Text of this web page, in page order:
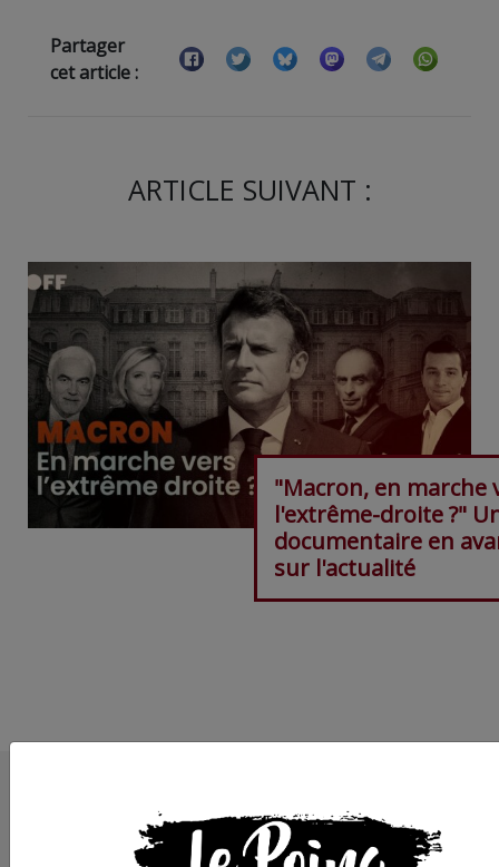
Partager
cet article :
ARTICLE SUIVANT :
"Macron, en marche
l'extrême-droite ?"
documentaire en
sur l'actualité